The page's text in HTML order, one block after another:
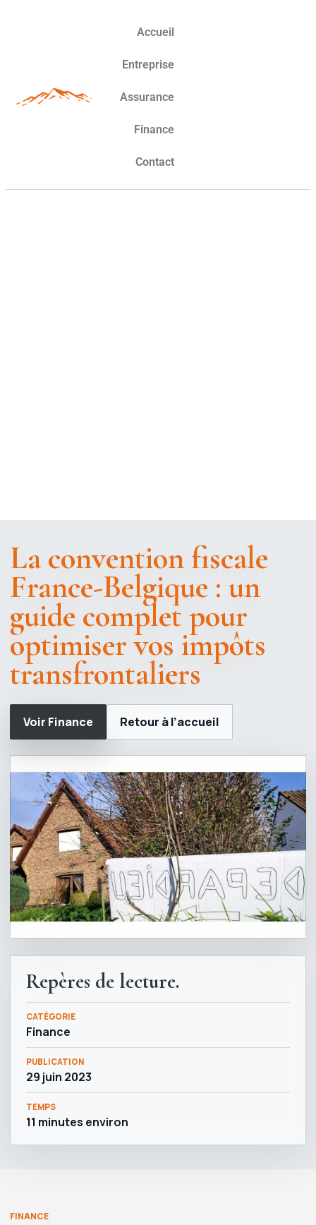
Accueil
Entreprise
Assurance
Finance
Contact
La convention fiscale
France-Belgique : un
guide complet pour
optimiser vos impôts
transfrontaliers
Voir Finance Retour à l’accueil
Repères de lecture.
CATÉGORIE
Finance
PUBLICATION
29 juin 2023
TEMPS
11 minutes environ
FINANCE